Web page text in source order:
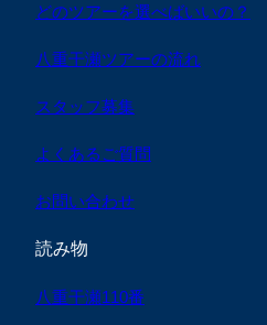
どのツアーを選べばいいの？
八重干瀬ツアーの流れ
スタッフ募集
よくあるご質問
お問い合わせ
読み物
八重干瀬110番